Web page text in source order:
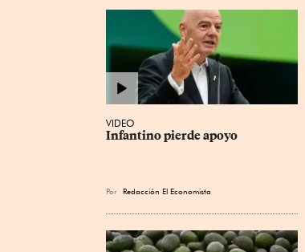
VIDEO
Infantino pierde apoyo
Por Redacción El Economista